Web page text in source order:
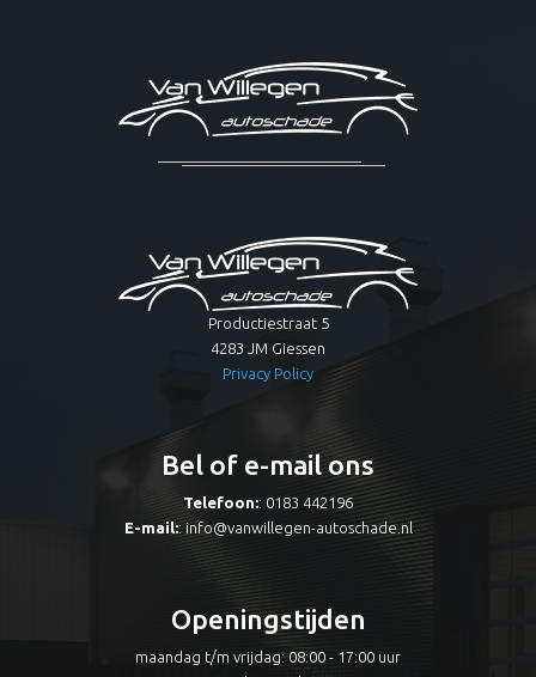
Productiestraat 5
4283 JM Giessen
Privacy Policy
Bel of e-mail ons
Telefoon:: 0183 442196
E-mail:: info@vanwillegen-autoschade.nl
Openingstijden
maandag t/m vrijdag: 08:00 - 17:00 uur